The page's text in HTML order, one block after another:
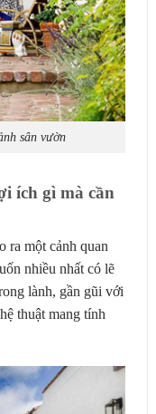
sân vườn
ích gì mà cần
ra một cảnh quan
nhiều nhất có lẽ
lành, gần gũi với
thuật mang tính